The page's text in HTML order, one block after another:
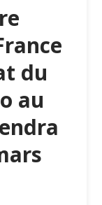
du
au